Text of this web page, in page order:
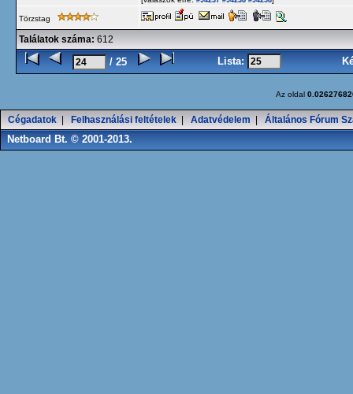
Törzstag
Találatok száma: 612
/ 25 Lista:
Az oldal
Cégadatok Felhasználási feltételek Adatvédelem Általános Fórum
Netboard Bt. © 2001-2013.